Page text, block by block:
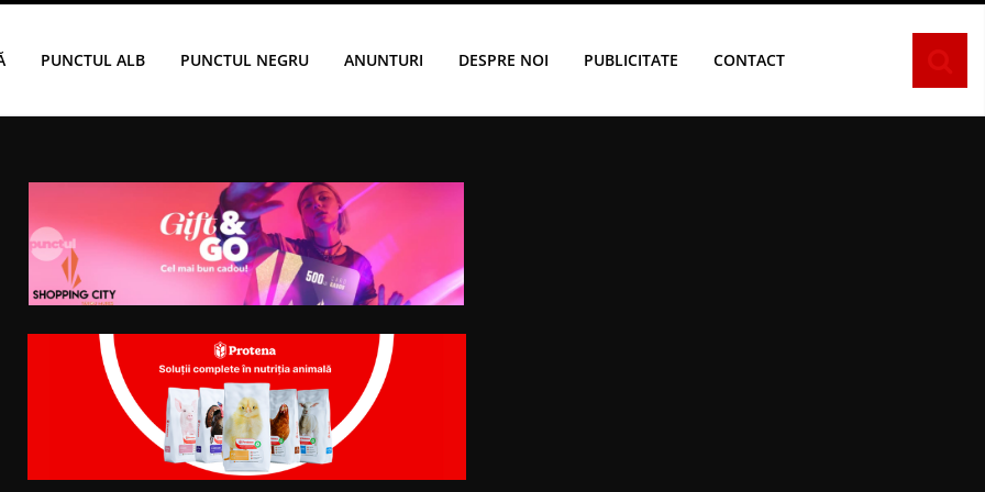
PUNCTUL ALB PUNCTUL NEGRU ANUNTURI DESPRE NOI PUBLICITATE CONTACT